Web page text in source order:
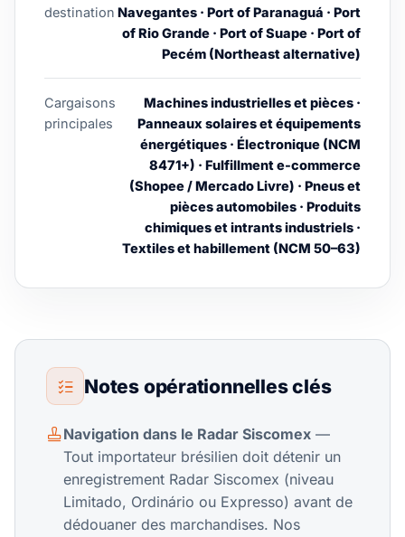
destination Navegantes · Port of Paranaguá · Port
of Rio Grande · Port of Suape · Port of
Pecém (Northeast alternative)
Cargaisons
principales
Machines industrielles et pièces ·
Panneaux solaires et équipements
énergétiques · Électronique (NCM
8471+) · Fulfillment e-commerce
(Shopee / Mercado Livre) · Pneus et
pièces automobiles · Produits
chimiques et intrants industriels ·
Textiles et habillement (NCM 50–63)
Notes opérationnelles clés
Navigation dans le Radar Siscomex —
Tout importateur brésilien doit détenir un
enregistrement Radar Siscomex (niveau
Limitado, Ordinário ou Expresso) avant de
dédouaner des marchandises. Nos